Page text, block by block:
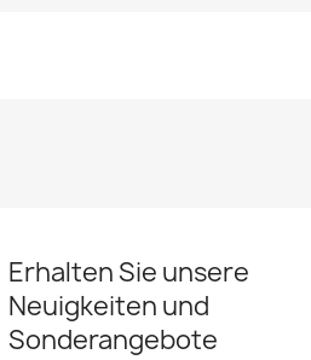
Erhalten Sie unsere
Neuigkeiten und
Sonderangebote